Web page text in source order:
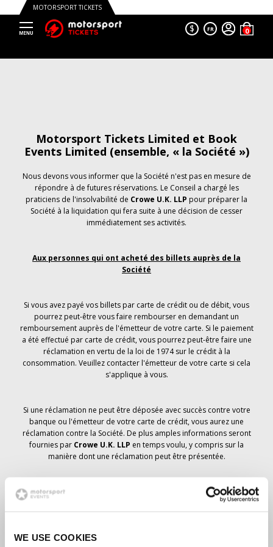
WE USE COOKIES
MOTORSPORT TICKETS
$ FR
Motorsport Tickets Limited et Book
Events Limited (ensemble, « la Société »)
Nous devons vous informer que la Société n'est pas en mesure de
répondre à de futures réservations. Le Conseil a chargé les
praticiens de l'insolvabilité de Crowe U.K. LLP pour préparer la
Société à la liquidation qui fera suite à une décision de cesser
immédiatement ses activités.
Aux personnes qui ont acheté des billets auprès de la
Société
Si vous avez payé vos billets par carte de crédit ou de débit, vous
pourrez peut-être vous faire rembourser en demandant un
remboursement auprès de l'émetteur de votre carte. Si le paiement
a été effectué par carte de crédit, vous pourrez peut-être faire une
réclamation en vertu de la loi de 1974 sur le crédit à la
consommation. Veuillez contacter l'émetteur de votre carte si cela
s'applique à vous.
Si une réclamation ne peut être déposée avec succès contre votre
banque ou l'émetteur de votre carte de crédit, vous aurez une
réclamation contre la Société. De plus amples informations seront
fournies par Crowe U.K. LLP en temps voulu, y compris sur la
manière dont une réclamation peut être présentée.
Si vous avez
avez reçu un avis d'annulation concernant votre
commande de billets, votre réservation n'a pas été annulée et il est
prévu que vous recevrez les billets que vous avez commandés en
fournisseurs pour s'assurer que les billets du Grand Prix sont livrés.